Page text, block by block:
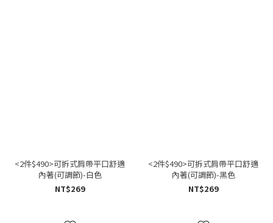
<2件$490>可拆式肩帶平口舒適
內著(可調節)-白色
NT$269
<2件$490>可拆式肩帶平口舒適
內著(可調節)-黑色
NT$269